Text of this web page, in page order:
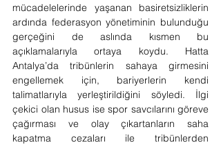
mücadelelerinde yaşanan basiretsizliklerin
ardında federasyon yönetiminin bulunduğu
gerçeğini de aslında kısmen bu
açıklamalarıyla ortaya koydu. Hatta
Antalya’da tribünlerin sahaya girmesini
engellemek için, bariyerlerin kendi
talimatlarıyla yerleştirildiğini söyledi. İlgi
çekici olan husus ise spor savcılarını göreve
çağırması ve olay çıkartanların saha
kapatma cezaları ile tribünlerden